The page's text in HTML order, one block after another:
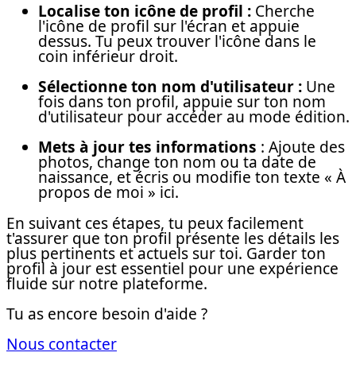
Localise ton icône de profil : Cherche
l'icône de profil sur l'écran et appuie
dessus. Tu peux trouver l'icône dans le
coin inférieur droit.
Sélectionne ton nom d'utilisateur : Une
fois dans ton profil, appuie sur ton nom
d'utilisateur pour accéder au mode édition.
Mets à jour tes informations : Ajoute des
photos, change ton nom ou ta date de
naissance, et écris ou modifie ton texte « À
propos de moi » ici.
En suivant ces étapes, tu peux facilement
t'assurer que ton profil présente les détails les
plus pertinents et actuels sur toi. Garder ton
profil à jour est essentiel pour une expérience
fluide sur notre plateforme.
Tu as encore besoin d'aide ?
Nous contacter